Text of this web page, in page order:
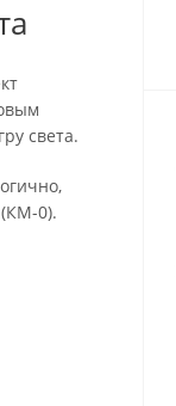
света.
0).